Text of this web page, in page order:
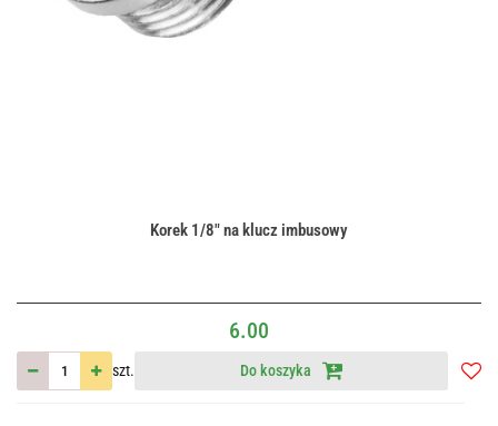
Korek 1/8" na klucz imbusowy
6.00
szt. Do koszyka